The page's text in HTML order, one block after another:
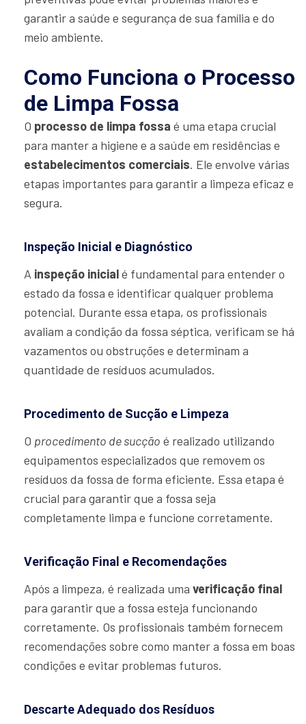
garantir a saúde e segurança de sua família e do
meio ambiente.
Como Funciona o Processo
de Limpa Fossa
O processo de limpa fossa é uma etapa crucial
para manter a higiene e a saúde em residências e
estabelecimentos comerciais. Ele envolve várias
etapas importantes para garantir a limpeza eficaz e
segura.
Inspeção Inicial e Diagnóstico
A inspeção inicialé fundamental para entender o
estado da fossa e identificar qualquer problema
potencial. Durante essa etapa, os profissionais
avaliam a condição da fossa séptica, verificam se há
vazamentos ou obstruções e determinam a
quantidade de resíduos acumulados.
Procedimento de Sucção e Limpeza
O procedimento de sucção é realizado utilizando
equipamentos especializados que removem os
resíduos da fossa de forma eficiente. Essa etapa é
crucial para garantir que a fossa seja
completamente limpa e funcione corretamente.
Verificação Final e Recomendações
Após a limpeza, é realizada uma verificação final
para garantir que a fossa esteja funcionando
corretamente. Os profissionais também fornecem
recomendações sobre como manter a fossa em boas
condições e evitar problemas futuros.
Descarte Adequado dos Resíduos